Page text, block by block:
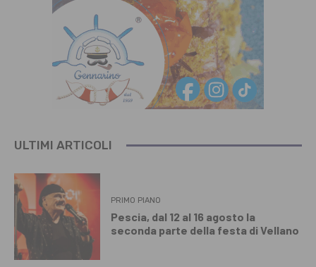
ULTIMI ARTICOLI
PRIMO PIANO
Pescia, dal 12 al 16 agosto la
seconda parte della festa di Vellano